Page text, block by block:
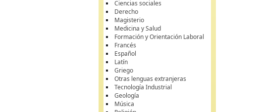
Ciencias sociales
Derecho
Magisterio
Medicina y Salud
Formación y Orientación Laboral
Francés
Español
Latín
Griego
Otras lenguas extranjeras
Tecnología Industrial
Geología
Música